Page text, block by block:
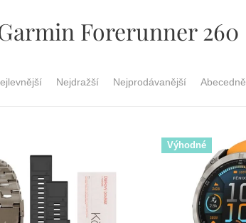
Forerunner 260
Nejdražší Nejprodávanější Abecedně
Výhodné